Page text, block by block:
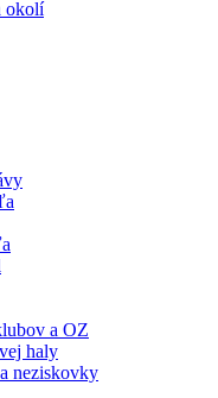
okolí
a OZ
haly
neziskovky